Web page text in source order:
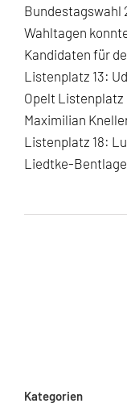
13-
20
Bundestagswahl
Wahltagen
Kandidaten für
Listenplatz 13:
Opelt Listenplatz
Maximilian
Listenplatz 18:
Liedtke-
Kategorien